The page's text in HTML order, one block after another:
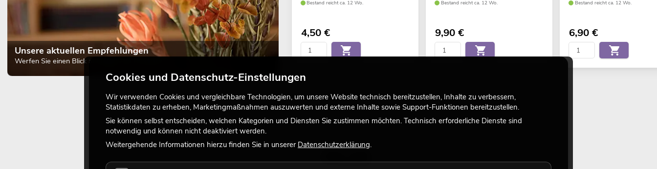
Unsere aktuellen Empfehlungen
Werfen Sie einen Blick auf diese Top-Produkte
Bestand reicht ca. 12 Wo.
4,50 €
Bestand reicht ca. 12 Wo.
9,90€
Bestand reicht ca. 12 Wo.
6,90€
Cookies und Datenschutz-Einstellungen
Wir verwenden Cookies und vergleichbare Technologien, um unsere Website technisch bereitzustellen, Inhalte zu verbessern,
Statistikdaten zu erheben, Marketingmaßnahmen auszuwerten und externe Inhalte sowie Support-Funktionen bereitzustellen.
Sie können selbst entscheiden, welchen Kategorien und Diensten Sie zustimmen möchten. Technisch erforderliche Dienste sind
notwendig und können nicht deaktiviert werden.
Weitergehende Informationen hierzu finden Sie in unserer Datenschutzerklärung.